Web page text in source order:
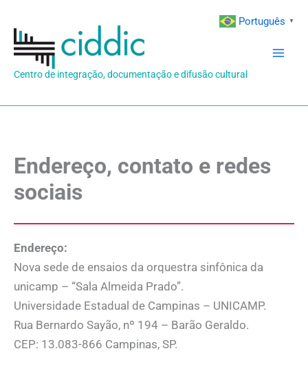
para
conteúdo
Centro de integração, documentação e difusão cultural
Endereço, contato e redes
sociais
Endereço:
Nova sede de ensaios da orquestra sinfônica da
unicamp – “Sala Almeida Prado”.
Universidade Estadual de Campinas – UNICAMP.
Rua Bernardo Sayão, nº 194 – Barão Geraldo.
CEP: 13.083-866 Campinas, SP.
Português ▼